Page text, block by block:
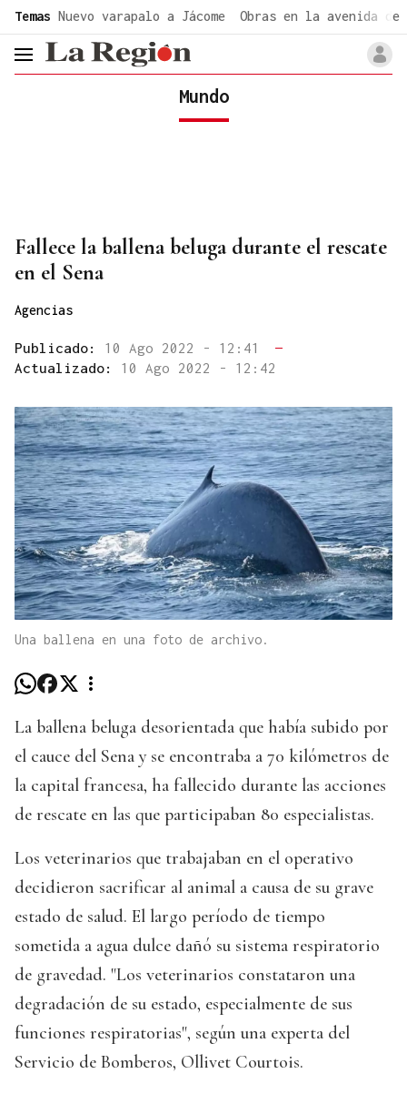
Temas Nuevo varapalo a Jácome Obras en la avenida de
header.menu.open
Mundo
Fallece la ballena beluga durante el rescate
en el Sena
Agencias
Publicado: 10 Ago 2022 - 12:41
—
Actualizado: 10 Ago 2022 - 12:42
Una ballena en una foto de archivo.
La ballena beluga desorientada que había subido por
el cauce del Sena y se encontraba a 70 kilómetros de
la capital francesa, ha fallecido durante las acciones
de rescate en las que participaban 80 especialistas.
Los veterinarios que trabajaban en el operativo
decidieron sacrificar al animal a causa de su grave
estado de salud. El largo período de tiempo
sometida a agua dulce dañó su sistema respiratorio
de gravedad. "Los veterinarios constataron una
degradación de su estado, especialmente de sus
funciones respiratorias", según una experta del
Servicio de Bomberos, Ollivet Courtois.